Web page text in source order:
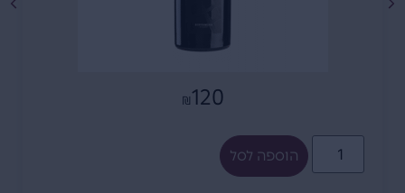
₪ 120
הוספה לסל